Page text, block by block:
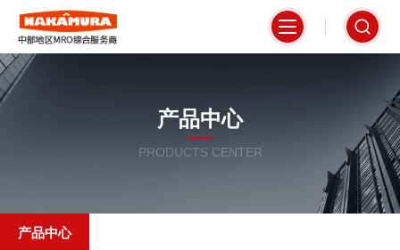
产品中心
PRODUCTS CENTER
产品中心